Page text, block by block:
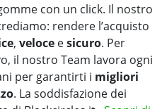
con un click. Il nostro
rendere l’acquisto
, veloce esicuro. Per
il nostro Team lavora ogni
per garantirti i migliori
. La soddisfazione dei